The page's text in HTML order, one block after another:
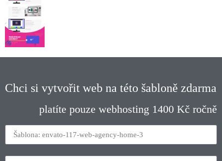
Chci si vytvořit web na této šabloně zdarma
platíte pouze webhosting 1400 Kč ročně